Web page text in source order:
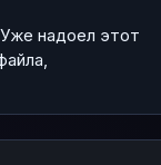
надоел этот